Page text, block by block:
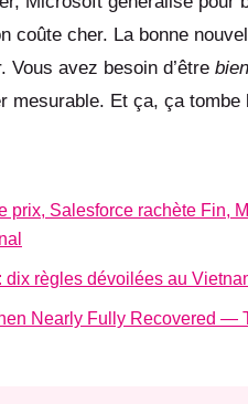
coûte cher. La bonne
Vous avez besoin d’être
mesurable. Et ça, ça tombe
prix, Salesforce rachète Fin,
règles dévoilées au
Nearly Fully Recovered —